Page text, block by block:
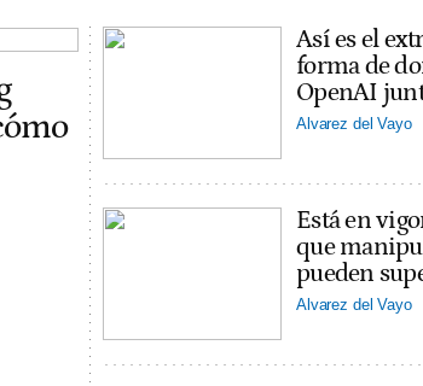
Así es el
forma de
OpenAI
Alvarez del Vayo
Está en
que
pueden
Alvarez del Vayo